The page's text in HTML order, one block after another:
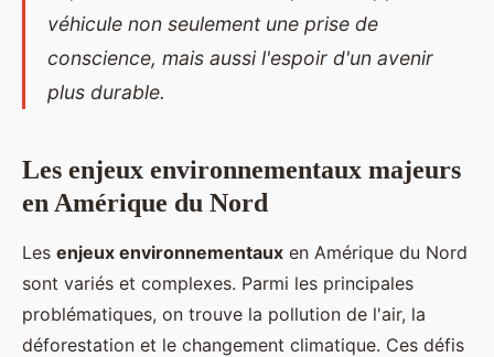
véhicule non seulement une prise de
conscience, mais aussi l'espoir d'un avenir
plus durable.
Les enjeux environnementaux majeurs
en Amérique du Nord
Les enjeux environnementaux en Amérique du Nord
sont variés et complexes. Parmi les principales
problématiques, on trouve la pollution de l'air, la
déforestation et le changement climatique. Ces défis